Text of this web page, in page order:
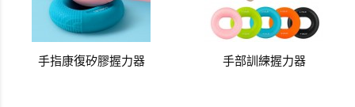
手指康復矽膠握力器 手部訓練握力器